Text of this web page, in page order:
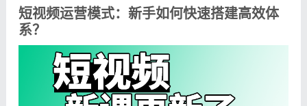
短视频运营模式：新手如何快速搭建高效体
系？